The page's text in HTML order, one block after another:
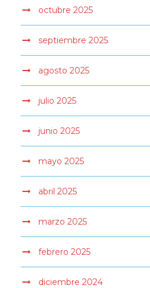
octubre 2025
septiembre 2025
agosto 2025
julio 2025
junio 2025
mayo 2025
abril 2025
marzo 2025
febrero 2025
diciembre 2024